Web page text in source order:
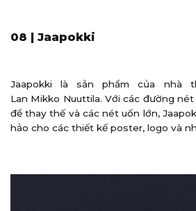
08 | Jaapokki
Jaapokki là sản phẩm của nhà
Lan Mikko Nuuttila. Với các đường
để thay thế và các nét uốn lớn,
hảo cho các thiết kế poster, logo và